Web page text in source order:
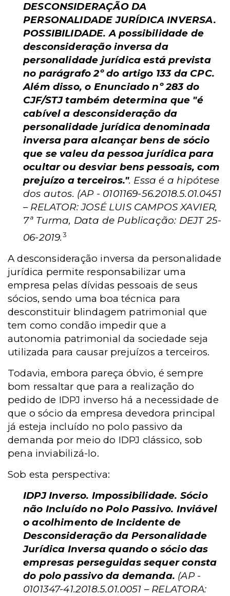
DESCONSIDERAÇÃO DA
PERSONALIDADE JURÍDICA INVERSA.
POSSIBILIDADE. A possibilidade de
desconsideração inversa da
personalidade jurídica está prevista
no parágrafo 2º do artigo 133 da CPC.
Além disso, o Enunciado nº 283 do
CJF/STJ também determina que "é
cabível a desconsideração da
personalidade jurídica denominada
inversa para alcançar bens de sócio
que se valeu da pessoa jurídica para
ocultar ou desviar bens pessoais, com
prejuízo a terceiros.". Essa é a hipótese
dos autos. (AP - 0101169-56.2018.5.01.0451
– RELATOR: JOSÉ LUIS CAMPOS XAVIER,
7ª Turma, Data de Publicação: DEJT 25-
06-2019.3
A desconsideração inversa da personalidade
jurídica permite responsabilizar uma
empresa pelas dívidas pessoais de seus
sócios, sendo uma boa técnica para
desconstituir blindagem patrimonial que
tem como condão impedir que a
autonomia patrimonial da sociedade seja
utilizada para causar prejuízos a terceiros.
Todavia, embora pareça óbvio, é sempre
bom ressaltar que para a realização do
pedido de IDPJ inverso há a necessidade de
que o sócio da empresa devedora principal
já esteja incluído no polo passivo da
demanda por meio do IDPJ clássico, sob
pena inviabilizá-lo.
Sob esta perspectiva:
IDPJ Inverso. Impossibilidade. Sócio
não Incluído no Polo Passivo. Inviável
o acolhimento de Incidente de
Desconsideração da Personalidade
Jurídica Inversa quando o sócio das
empresas perseguidas sequer consta
do polo passivo da demanda. (AP -
0101347-41.2018.5.01.0051 – RELATORA: